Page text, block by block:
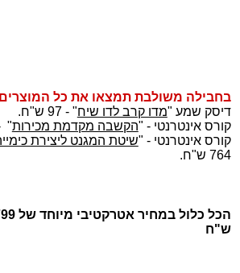
בחבילה משולבת תמצאו את כל
דיסק שמע "מדו קרב לדו שיח" - 97 ש"ח.
קורס אינטרנטי - "הקשבה מקדמת מכירות" -97
קורס אינטרנטי - "שיטת המגנט ליצירת
764 ש"ח.
ש"ח